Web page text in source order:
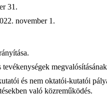
31.
november 1.
és nem oktatói-kutatói
való közreműködés.